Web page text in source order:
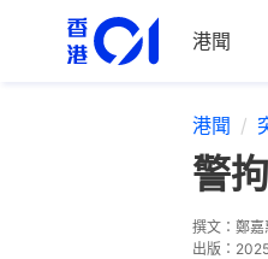
港聞
港聞
警
撰文： 鄭嘉
出版：